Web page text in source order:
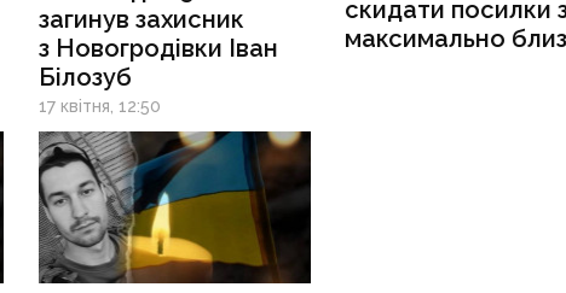
загинув захисник
з Новогродівки Іван
Білозуб
17 квітня, 12:50
скидати посилки
максимально